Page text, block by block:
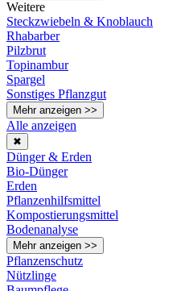
Weitere
Steckzwiebeln & Knoblauch
Rhabarber
Pilzbrut
Topinambur
Spargel
Sonstiges Pflanzgut
Mehr anzeigen >>
Alle anzeigen
✖
Dünger & Erden
Bio-Dünger
Erden
Pflanzenhilfsmittel
Kompostierungsmittel
Bodenanalyse
Mehr anzeigen >>
Pflanzenschutz
Nützlinge